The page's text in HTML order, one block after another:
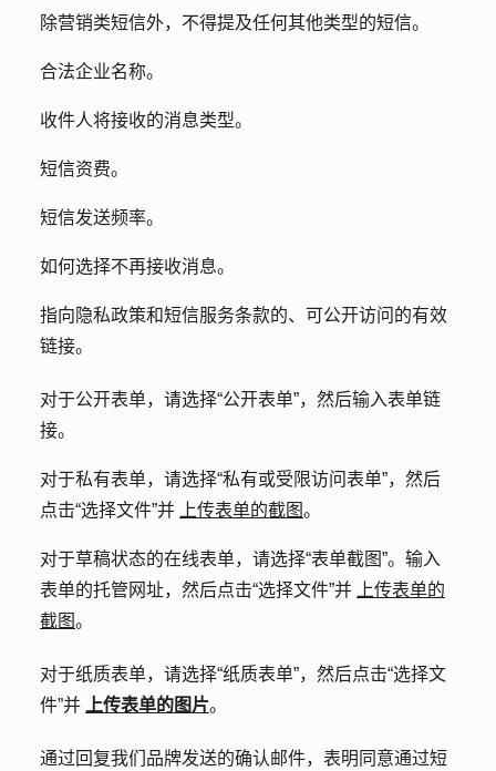
除营销类短信外，不得提及任何其他类型的短信。
合法企业名称。
收件人将接收的消息类型。
短信资费。
短信发送频率。
如何选择不再接收消息。
指向隐私政策和短信服务条款的、可公开访问的有效
链接。
对于公开表单，请选择“公开表单”，然后输入表单链
接。
对于私有表单，请选择“私有或受限访问表单”，然后
点击“选择文件”并 上传表单的截图。
对于草稿状态的在线表单，请选择“表单截图”。输入
表单的托管 网址，然后点击“选择文件”并
上传表单的
截图。
对于纸质表单，请选择“纸质表单”，然后点击“选择文
件”并
上传表单的图片。
通过回复我们品牌发送的确认邮件，表明同意通过短